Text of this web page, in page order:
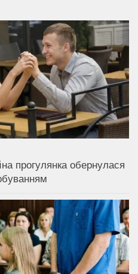
прогулянка обернулася